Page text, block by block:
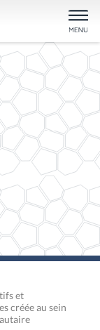
et
créée au sein